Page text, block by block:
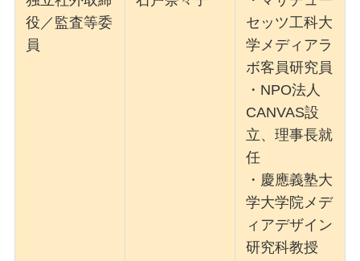
役／監査等委
員
セッツ工科大
学メディアラ
ボ客員研究員
・NPO法人
CANVAS設
立、理事長就
任
・慶應義塾大
学大学院メデ
ィアデザイン
研究科教授